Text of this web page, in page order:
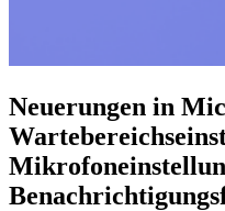
Neuerungen in